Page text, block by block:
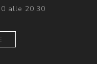
alle 20.30